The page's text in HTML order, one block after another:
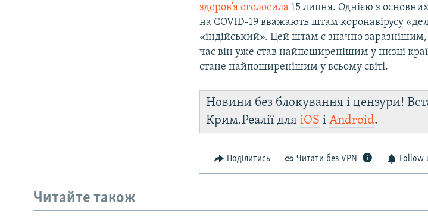
Auto 240p
720p
здоров’я оголосила 15 липня. Однією з
на COVID-19 вважають штам коронавірусу
«індійський». Цей штам є значно
час він уже став найпоширенішим у низці
стане найпоширенішим у всьому світі.
Новини без блокування і цензури!
Крим.Реалії дляiOS іAndroid.
Поділитись Читати без VPN Follow
Читайте також